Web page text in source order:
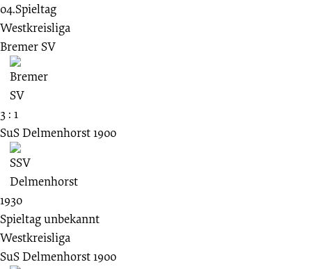
04.Spieltag
Westkreisliga
Bremer SV
3 : 1
SuS Delmenhorst 1900
1930
Spieltag unbekannt
Westkreisliga
SuS Delmenhorst 1900